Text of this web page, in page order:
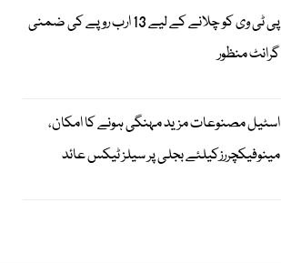
پی ٹی وی کو چلانے کے لیے 13 ارب روپے کی ضمنی
گرانٹ منظور
اسٹیل مصنوعات مزید مہنگی ہونے کا امکان،
مینوفیکچررزکیلئے بجلی پر سیلز ٹیکس عائد